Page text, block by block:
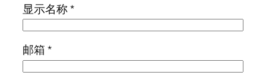
显示名称*
邮箱*